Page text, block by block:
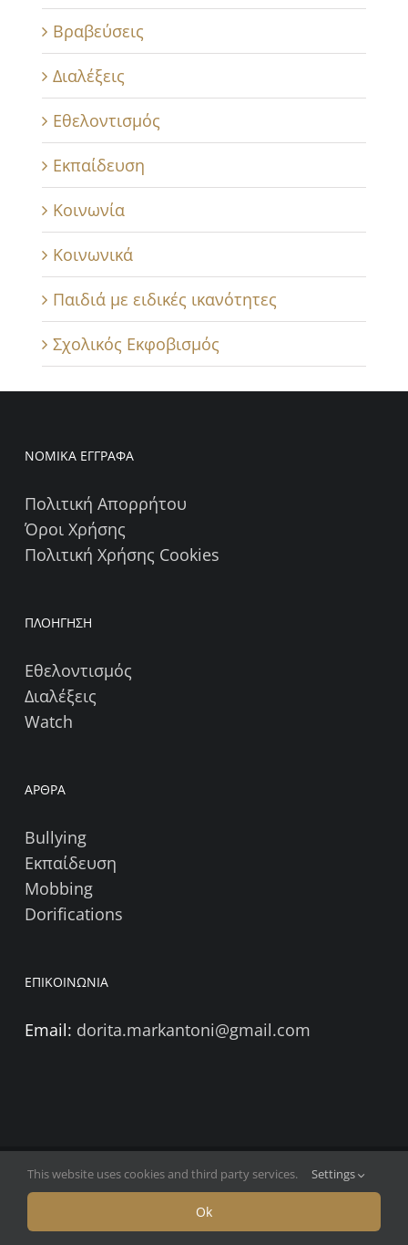
Βραβεύσεις
Διαλέξεις
Εθελοντισμός
Εκπαίδευση
Κοινωνία
Κοινωνικά
Παιδιά με ειδικές ικανότητες
Σχολικός Εκφοβισμός
ΝΟΜΙΚΑ ΕΓΓΡΑΦΑ
Πολιτική Απορρήτου
Όροι Χρήσης
Πολιτική Χρήσης Cookies
ΠΛΟΗΓΗΣΗ
Εθελοντισμός
Διαλέξεις
Watch
ΑΡΘΡΑ
Bullying
Εκπαίδευση
Mobbing
Dorifications
ΕΠΙΚΟΙΝΩΝΙΑ
Email: dorita.markantoni@gmail.com
Copyright 2026 | Δωρίτα Μαρκαντώνη
Facebook LinkedIn
This website uses cookies and third party services. Settings
Ok